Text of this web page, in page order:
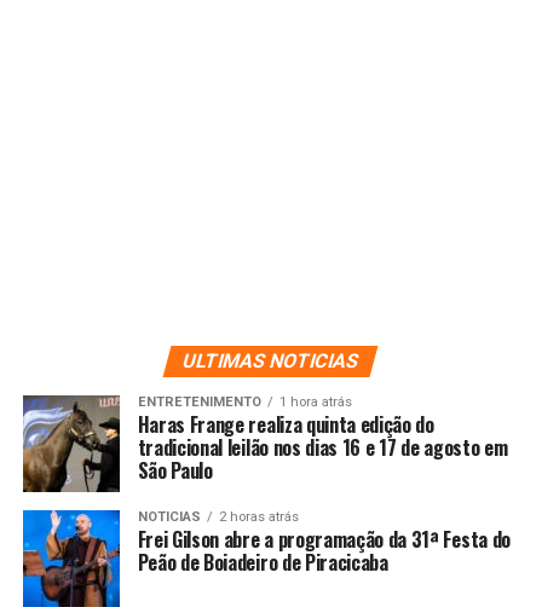
ULTIMAS NOTICIAS
ENTRETENIMENTO 1 hora atrás
Haras Frange realiza quinta edição do
tradicional leilão nos dias 16 e 17 de agosto em
São Paulo
NOTICIAS 2 horas atrás
Frei Gilson abre a programação da 31ª Festa do
Peão de Boiadeiro de Piracicaba